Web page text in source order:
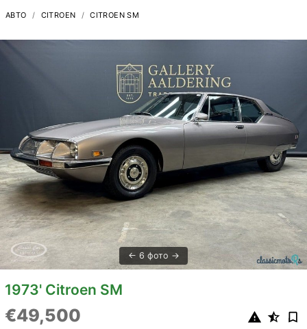
АВТО CITROEN CITROEN SM
6 фото
1973' Citroen SM
€49,500